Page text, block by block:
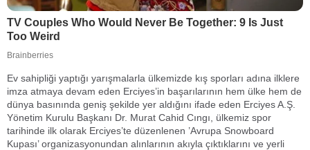
Ev sahipliği yaptığı yarışmalarla ülkemizde kış sporları adına ilklere
imza atmaya devam eden Erciyes’in başarılarının hem ülke hem de
dünya basınında geniş şekilde yer aldığını ifade eden Erciyes A.Ş.
Yönetim Kurulu Başkanı Dr. Murat Cahid Cıngı, ülkemiz spor
tarihinde ilk olarak Erciyes’te düzenlenen ’Avrupa Snowboard
Kupası’ organizasyonundan alınlarının akıyla çıktıklarını ve yerli